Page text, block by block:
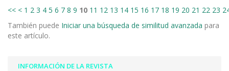
<< < 1 2 3 4 5 6 7 8 9 10 11 12 13 14 15 16 17 18 19 20 21 22 23
También puede Iniciar una búsqueda de similitud avanzada para
este artículo.
INFORMACIÓN DE LA REVISTA